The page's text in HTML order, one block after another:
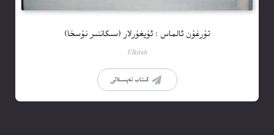
تۇرغۇن ئالماس : ئۇيغۇرلار (سىكاننىر نۇسخا)
Elkitab
كىتاب تەپسىلاتى